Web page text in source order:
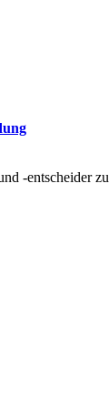
-entscheider zu